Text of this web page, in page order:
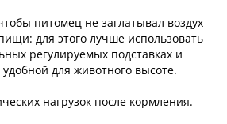
питомец не заглатывал воздух
для этого лучше использовать
регулируемых подставках и
для животного высоте.
нагрузок после кормления.